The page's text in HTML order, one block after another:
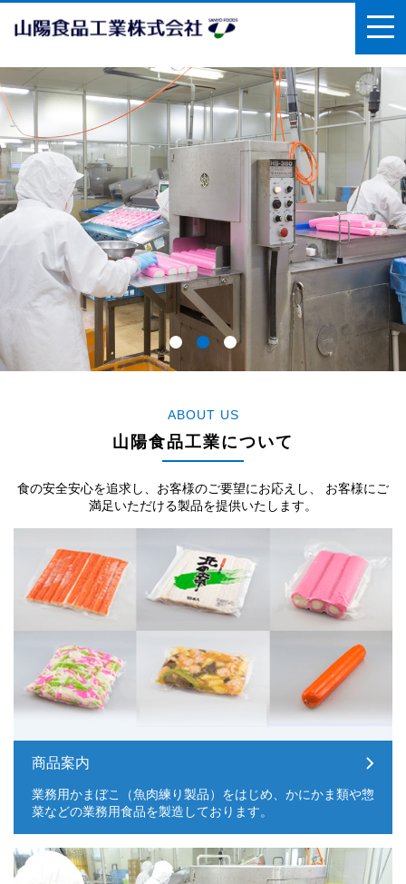
ABOUT US
山陽食品工業について
食の安全安心を追求し、お客様のご要望にお応えし、
お客様にご
満足いただける製品を提供いたします。
商品案内
業務用かまぼこ（魚肉練り製品）をはじめ、かにかま類や惣
菜などの業務用食品を製造しております。